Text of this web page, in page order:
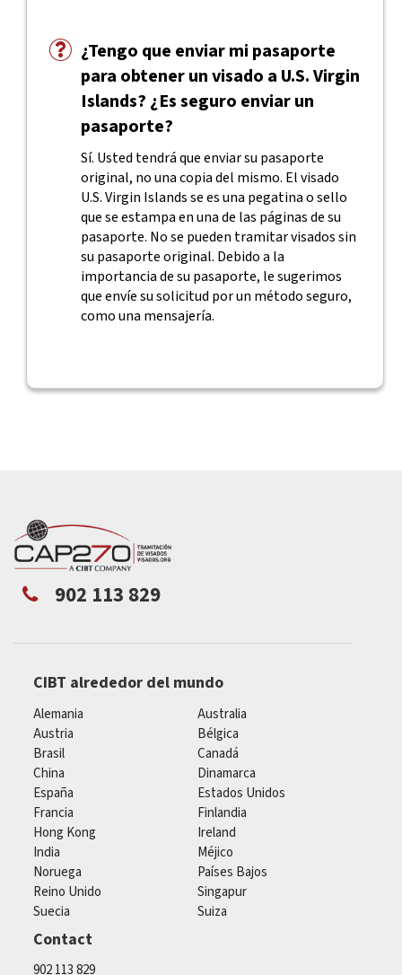
¿Tengo que enviar mi pasaporte
para obtener un visado a U.S. Virgin
Islands? ¿Es seguro enviar un
pasaporte?
Sí. Usted tendrá que enviar su pasaporte
original, no una copia del mismo. El visado
U.S. Virgin Islands se es una pegatina o sello
que se estampa en una de las páginas de su
pasaporte. No se pueden tramitar visados sin
su pasaporte original. Debido a la
importancia de su pasaporte, le sugerimos
que envíe su solicitud por un método seguro,
como una mensajería.
902 113 829
CIBT alrededor del mundo
Alemania
Australia
Austria
Bélgica
Brasil
Canadá
China
Dinamarca
España
Estados Unidos
Francia
Finlandia
Hong Kong
Ireland
India
Méjico
Noruega
Países Bajos
Reino Unido
Singapur
Suecia
Suiza
Contact
902 113 829